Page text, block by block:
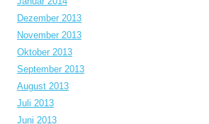
Dezember 2013
November 2013
Oktober 2013
September 2013
August 2013
Juli 2013
Juni 2013